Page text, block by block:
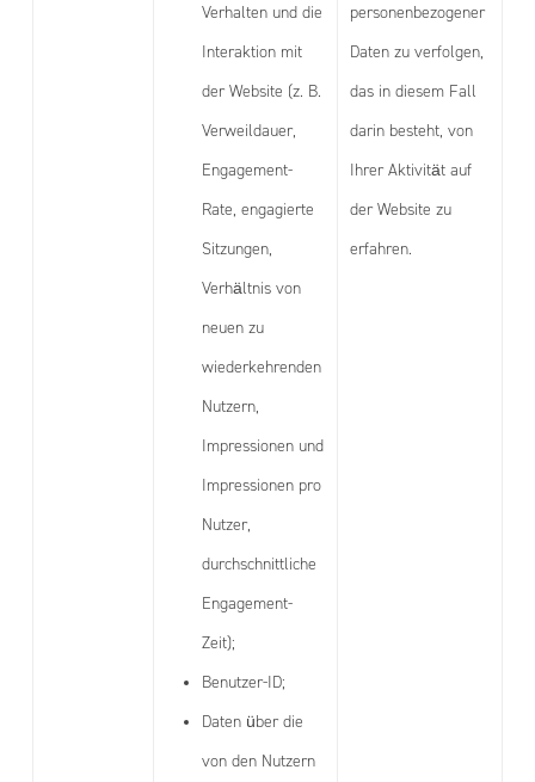
Verhalten und die
Interaktion mit
der Website (z. B.
Verweildauer,
Engagement-
Rate, engagierte
Sitzungen,
Verhältnis von
neuen zu
wiederkehrenden
Nutzern,
Impressionen und
Impressionen pro
Nutzer,
durchschnittliche
Engagement-
Zeit);
Benutzer-ID;
Daten über die
von den Nutzern
personenbezogener
Daten zu verfolgen,
das in diesem Fall
darin besteht, von
Ihrer Aktivität auf
der Website zu
erfahren.